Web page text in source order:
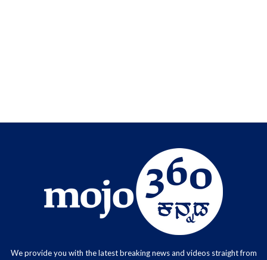
We provide you with the latest breaking news and videos straight from